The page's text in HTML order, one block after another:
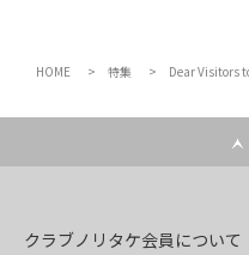
HOME 特集 Dear Visitors
クラブノリタケ会員について